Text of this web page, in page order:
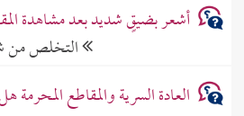
أشعر بضيقٍ شديد بعد مشاهدة
التخلص من
العادة السرية والمقاطع